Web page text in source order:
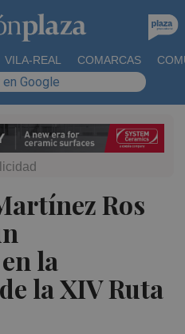
VILA-REAL COMARCAS
Google
Ros
la
la XIV Ruta